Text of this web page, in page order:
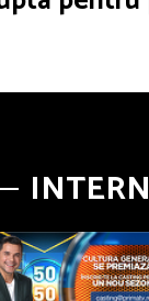
INTERN